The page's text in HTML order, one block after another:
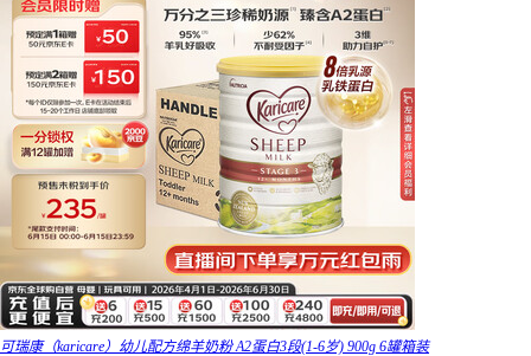
可瑞康（karicare）幼儿配方绵羊奶粉 A2蛋白3段(1-6岁) 900g 6罐箱装